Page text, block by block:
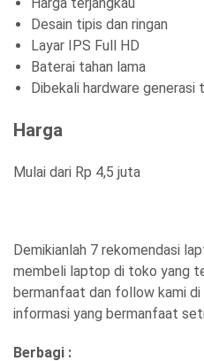
Desain tipis dan ringan
Layar IPS Full HD
Baterai tahan lama
Dibekali hardware generasi
Harga
Mulai dari Rp 4,5 juta
Demikianlah 7 rekomendasi
membeli laptop di toko yang
bermanfaat dan follow kami di
informasi yang bermanfaat
Berbagi :